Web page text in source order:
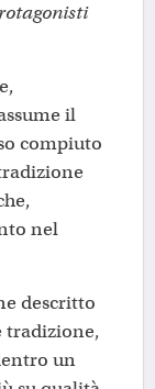
il
compiuto
nel
descritto
tradizione,
un